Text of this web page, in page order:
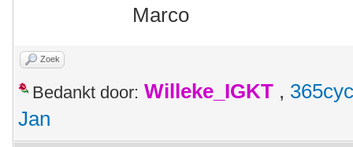
Marco
Zoek
Bedankt door: Willeke_IGKT ,
Jan